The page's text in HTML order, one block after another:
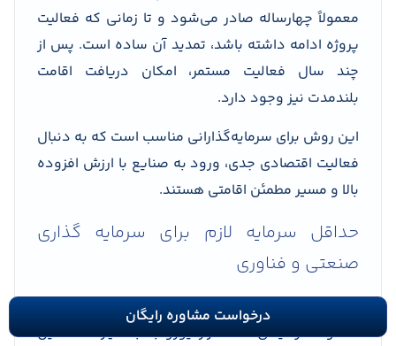
معمولاً چهار‌ساله صادر می‌شود و تا زمانی که فعالیت
پروژه ادامه داشته باشد، تمدید آن ساده است. پس از
چند سال فعالیت مستمر، امکان دریافت اقامت
بلندمدت نیز وجود دارد.
این روش برای سرمایه‌گذارانی مناسب است که به دنبال
فعالیت اقتصادی جدی، ورود به صنایع با ارزش افزوده
بالا و مسیر مطمئن اقامتی هستند.
حداقل سرمایه لازم برای سرمایه گذاری
صنعتی و فناوری
در پروژه‌های صنعتی، تولیدی یا فناوری سطح بالا
معمولاً سرمایه‌ای ۲۵۰ هزار یورو به بالا نیاز است. این
درخواست مشاوره رایگان